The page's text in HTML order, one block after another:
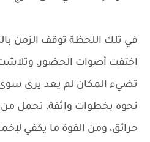
في تلك اللحظة توقف الزمن
اختفت أصوات الحضور،
تضيء المكان لم يعد يرى سوى
نحوه بخطوات واثقة، تحمل من
حرائق، ومن القوة ما يكفي